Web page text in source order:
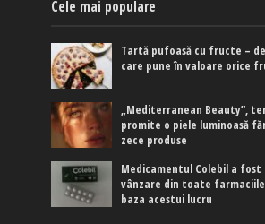
Cele mai populare
Tartă pufoasă cu fructe –
care pune în valoare orice
„Mediterranean Beauty”,
promite o piele luminoasă
zece produse
Medicamentul Colebil a
vânzare din toate
baza acestui lucru